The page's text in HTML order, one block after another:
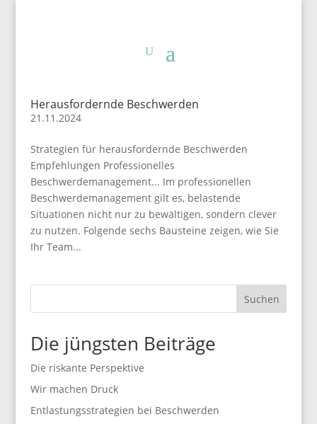
Herausfordernde Beschwerden
21.11.2024
Strategien für herausfordernde Beschwerden
Empfehlungen Professionelles
Beschwerdemanagement... Im professionellen
Beschwerdemanagement gilt es, belastende
Situationen nicht nur zu bewältigen, sondern clever
zu nutzen. Folgende sechs Bausteine zeigen, wie Sie
Ihr Team...
Suchen
Die jüngsten Beiträge
Die riskante Perspektive
Wir machen Druck
Entlastungsstrategien bei Beschwerden